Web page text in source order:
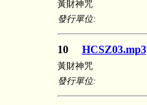
黃財神咒
發行單位:
10 HCSZ03.mp3
黃財神咒
發行單位: